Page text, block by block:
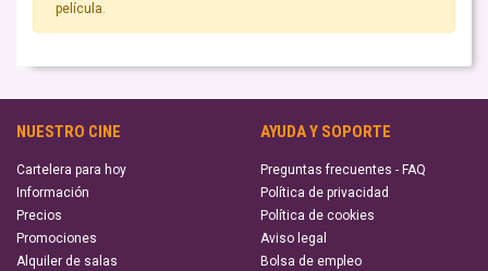
película.
NUESTRO CINE
Cartelera para hoy
Información
Precios
Promociones
Alquiler de salas
AYUDA Y SOPORTE
Preguntas frecuentes - FAQ
Política de privacidad
Política de cookies
Aviso legal
Bolsa de empleo